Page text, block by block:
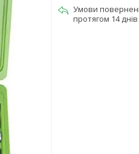
протягом 14 днів